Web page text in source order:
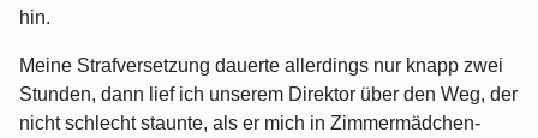
hin.
Meine Strafversetzung dauerte allerdings nur knapp zwei
Stunden, dann lief ich unserem Direktor über den Weg, der
nicht schlecht staunte, als er mich in Zimmermädchen-